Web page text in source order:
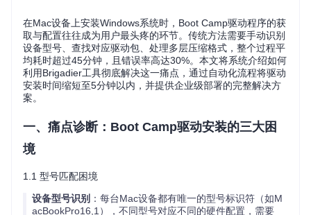
在Mac设备上安装Windows系统时，Boot Camp驱动程序的获
取与配置往往成为用户最头疼的环节。传统方法需要手动识别
设备型号、查找对应驱动包、处理多层压缩格式，整个过程平
均耗时超过45分钟，且错误率高达30%。本文将系统介绍如何
利用Brigadier工具彻底解决这一痛点，通过自动化流程将驱动
安装时间缩短至5分钟以内，并提供企业级部署的完整解决方
案。
一、痛点诊断：Boot Camp驱动安装的三大困
境
1.1 型号匹配困境
设备型号识别 ：每台Mac设备都有唯一的型号标识符（如M
acBookPro16,1），不同型号对应不同的硬件配置，需要